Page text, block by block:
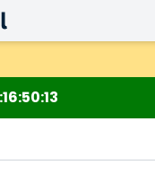
165012